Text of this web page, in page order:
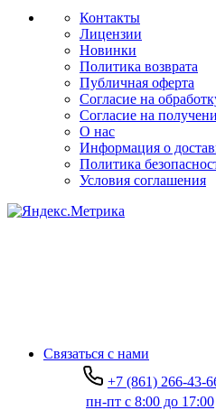
Контакты
Лицензии
Новинки
Политика возврата
Публичная оферта
Согласие на
Согласие на
О нас
Информация о
Политика
Условия соглашения
Связаться с нами
+7 (861) 266-43-
пн-пт с 8:00 до 17:00